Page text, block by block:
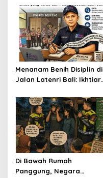
Evakuasi
Menanam Benih Disiplin di
Jalan Latenri Bali: Ikhtiar
Menjaga Nyawa
Di Bawah Rumah
Panggung, Negara